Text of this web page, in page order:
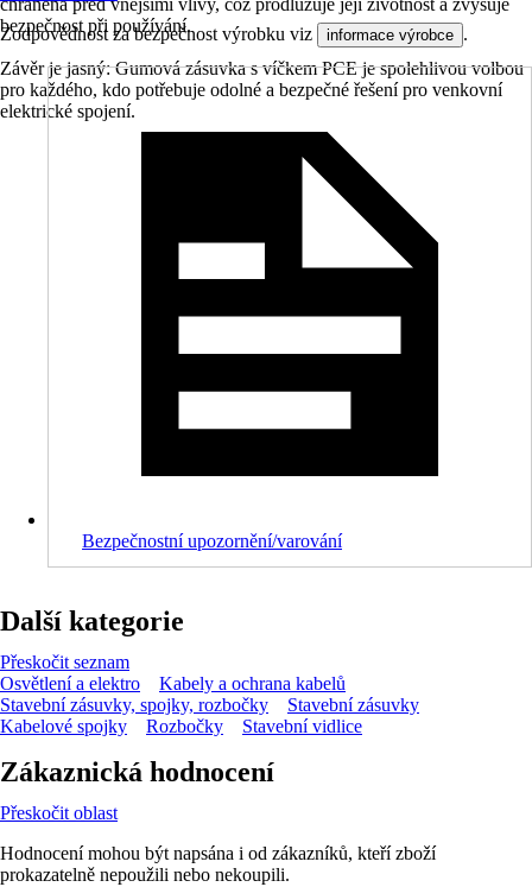
chráněna před vnějšími vlivy, což prodlužuje její životnost a zvyšuje
bezpečnost při používání.
Závěr je jasný: Gumová zásuvka s víčkem PCE je spolehlivou volbou
pro každého, kdo potřebuje odolné a bezpečné řešení pro venkovní
elektrické spojení.
Zodpovědnost za bezpečnost výrobku viz informace výrobce .
Bezpečnostní upozornění/varování
Další kategorie
Přeskočit seznam
Osvětlení a elektro
Kabely a ochrana kabelů
Stavební zásuvky, spojky, rozbočky
Stavební zásuvky
Kabelové spojky
Rozbočky Stavební vidlice
Zákaznická hodnocení
Přeskočit oblast
Hodnocení mohou být napsána i od zákazníků, kteří zboží
prokazatelně nepoužili nebo nekoupili.